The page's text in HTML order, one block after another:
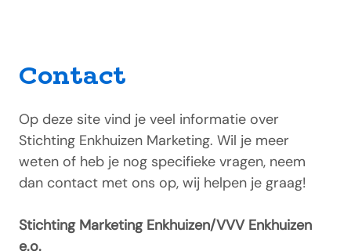
Contact
Op deze site vind je veel informatie over
Stichting Enkhuizen Marketing. Wil je meer
weten of heb je nog specifieke vragen, neem
dan contact met ons op, wij helpen je graag!
Stichting Marketing Enkhuizen/VVV Enkhuizen
e.o.